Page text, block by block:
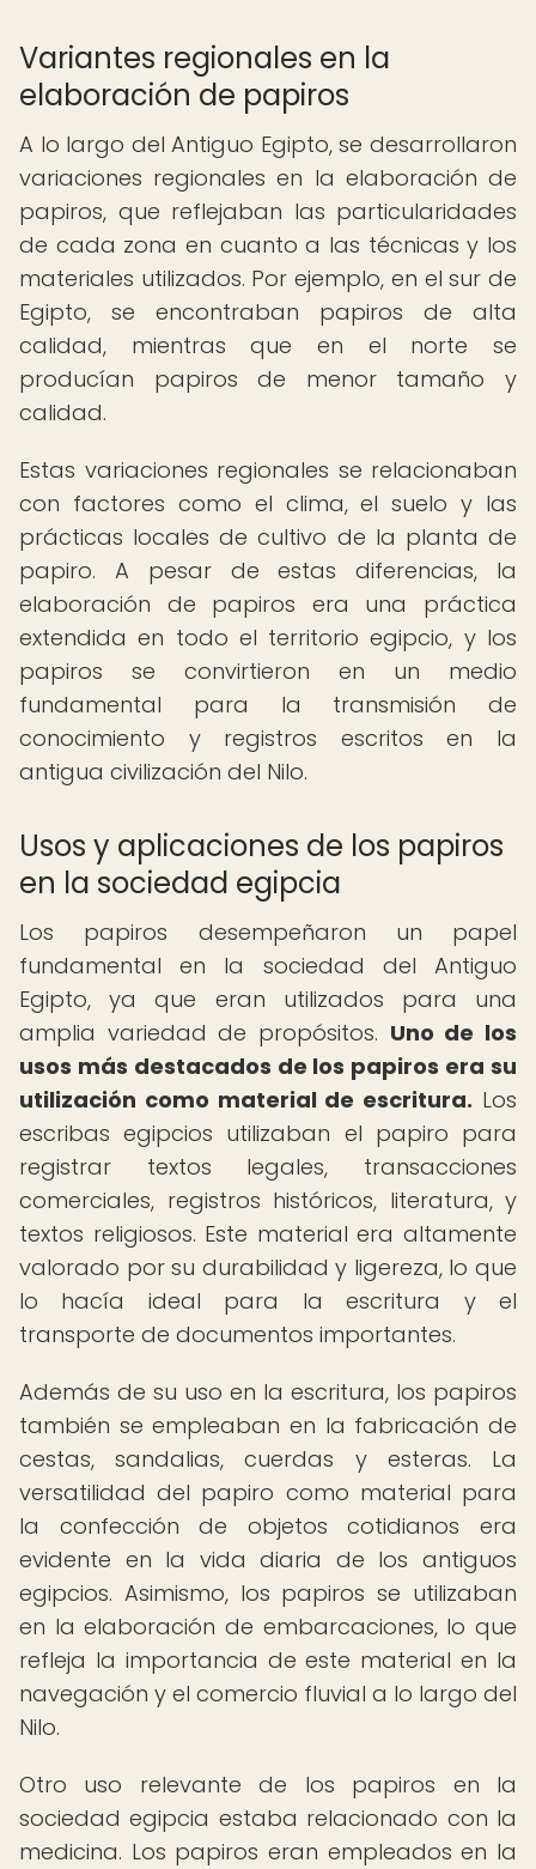
Variantes regionales en la
elaboración de papiros
A lo largo del Antiguo Egipto, se desarrollaron
variaciones regionales en la elaboración de
papiros, que reflejaban las particularidades
de cada zona en cuanto a las técnicas y los
materiales utilizados. Por ejemplo, en el sur de
Egipto, se encontraban papiros de alta
calidad, mientras que en el norte se
producían papiros de menor tamaño y
calidad.
Estas variaciones regionales se relacionaban
con factores como el clima, el suelo y las
prácticas locales de cultivo de la planta de
papiro. A pesar de estas diferencias, la
elaboración de papiros era una práctica
extendida en todo el territorio egipcio, y los
papiros se convirtieron en un medio
fundamental para la transmisión de
conocimiento y registros escritos en la
antigua civilización del Nilo.
Usos y aplicaciones de los papiros
en la sociedad egipcia
Los papiros desempeñaron un papel
fundamental en la sociedad del Antiguo
Egipto, ya que eran utilizados para una
amplia variedad de propósitos. Uno de los
usos más destacados de los papiros era su
utilización como material de escritura. Los
escribas egipcios utilizaban el papiro para
registrar textos legales, transacciones
comerciales, registros históricos, literatura, y
textos religiosos. Este material era altamente
valorado por su durabilidad y ligereza, lo que
lo hacía ideal para la escritura y el
transporte de documentos importantes.
Además de su uso en la escritura, los papiros
también se empleaban en la fabricación de
cestas, sandalias, cuerdas y esteras. La
versatilidad del papiro como material para
la confección de objetos cotidianos era
evidente en la vida diaria de los antiguos
egipcios. Asimismo, los papiros se utilizaban
en la elaboración de embarcaciones, lo que
refleja la importancia de este material en la
navegación y el comercio fluvial a lo largo del
Nilo.
Otro uso relevante de los papiros en la
sociedad egipcia estaba relacionado con la
medicina. Los papiros eran empleados en la